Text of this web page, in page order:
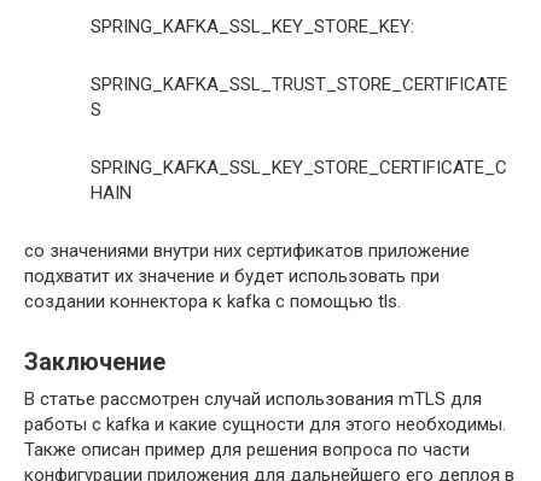
SPRING_KAFKA_SSL_KEY_STORE_KEY:
SPRING_KAFKA_SSL_TRUST_STORE_CERTIFICATE
S
SPRING_KAFKA_SSL_KEY_STORE_CERTIFICATE_C
HAIN
со значениями внутри них сертификатов приложение
подхватит их значение и будет использовать при
создании коннектора к kafka с помощью tls.
Заключение
В статье рассмотрен случай использования mTLS для
работы с kafka и какие сущности для этого необходимы.
Также описан пример для решения вопроса по части
конфигурации приложения для дальнейшего его деплоя в